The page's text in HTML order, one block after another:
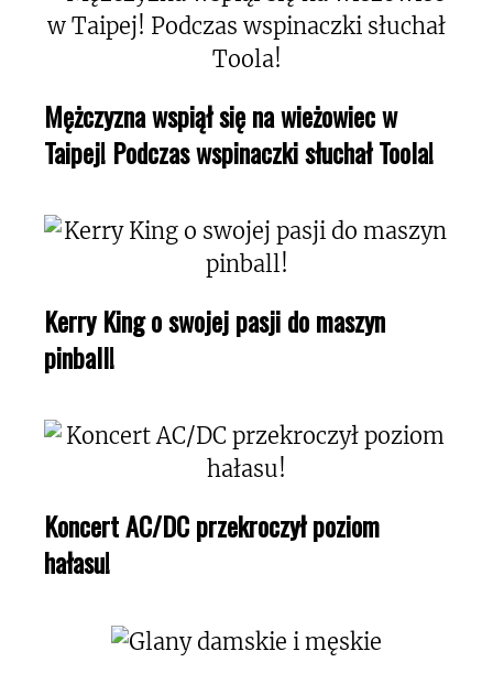
Mężczyzna wspiął się na wieżowiec w
Taipej! Podczas wspinaczki słuchał Toola!
Kerry King o swojej pasji do maszyn
pinball!
Koncert AC/DC przekroczył poziom
hałasu!